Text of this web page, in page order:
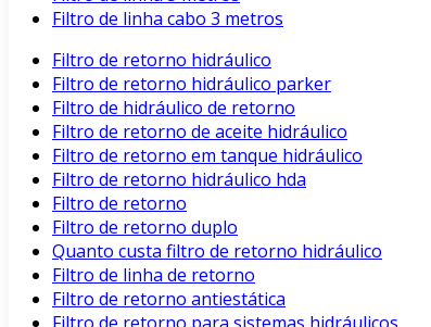
Filtro de linha cabo 3 metros
Filtro de retorno hidráulico
Filtro de retorno hidráulico parker
Filtro de hidráulico de retorno
Filtro de retorno de aceite hidráulico
Filtro de retorno em tanque hidráulico
Filtro de retorno hidráulico hda
Filtro de retorno
Filtro de retorno duplo
Quanto custa filtro de retorno hidráulico
Filtro de linha de retorno
Filtro de retorno antiestática